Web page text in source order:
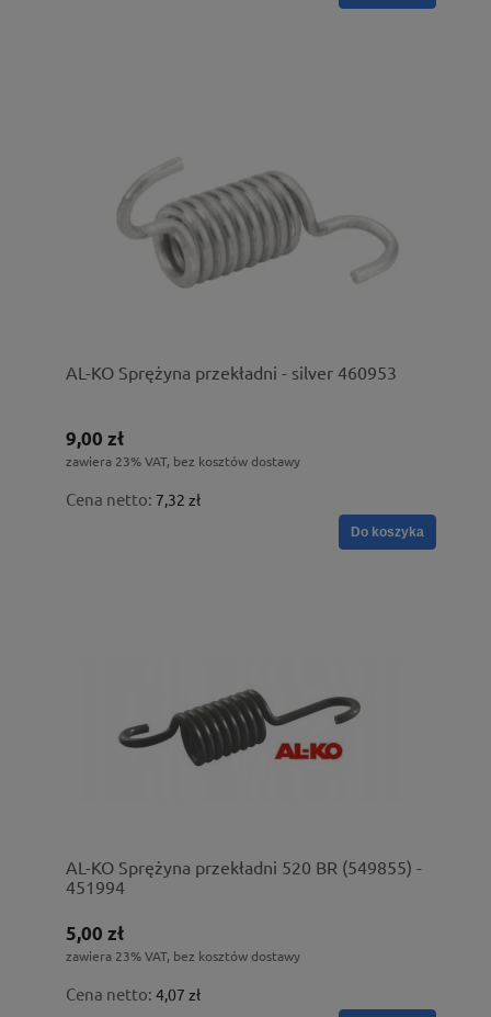
AL-KO Sprężyna przekładni - silver 460953
9,00 zł
zawiera 23% VAT, bez kosztów dostawy
Cena netto: 7,32 zł
Do koszyka
AL-KO Sprężyna przekładni 520 BR (549855) -
451994
5,00 zł
zawiera 23% VAT, bez kosztów dostawy
Cena netto: 4,07 zł